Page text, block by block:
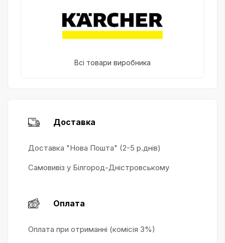
Всі товари виробника
Доставка
Доставка "Нова Пошта" (2-5 р.днів)
Самовивіз у Білгород-Дністровському
Оплата
Оплата при отриманні (комісія 3%)